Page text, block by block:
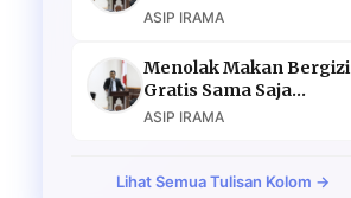
Argumen
ASIP IRAMA
Menolak Makan Bergizi
Gratis Sama Saja
Menolak Masa Depan
ASIP IRAMA
Lihat Semua Tulisan Kolom →